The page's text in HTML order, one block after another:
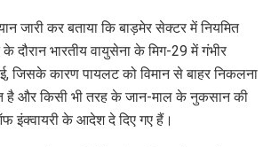
जारी कर बताया कि बाड़मेर सेक्टर में नियमित
के दौरान भारतीय वायुसेना के मिग-29 में गंभीर
जिसके कारण पायलट को विमान से बाहर निकलना
है और किसी भी तरह के जान-माल के नुकसान की
इंक्वायरी के आदेश दे दिए गए हैं।